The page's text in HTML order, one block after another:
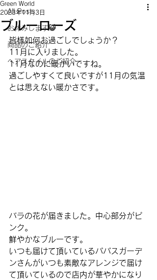
All Posts
お休みします😺
商品のご紹介
ヘアスタイルのご紹介
ブルーローズ
Green World
2023年11月3日
皆様如何お過ごしでしょうか？
11月に入りました。
11月なのに暖かいですね。
過ごしやすくて良いですが11月の気温
とは思えない暖かさです。
バラの花が届きました。中心部分がピ
ンク。
鮮やかなブルーです。
いつも届けて頂いているパパスガーデ
ンさんがいつも素敵なアレンジで届け
て頂いているので店内が華やかになり